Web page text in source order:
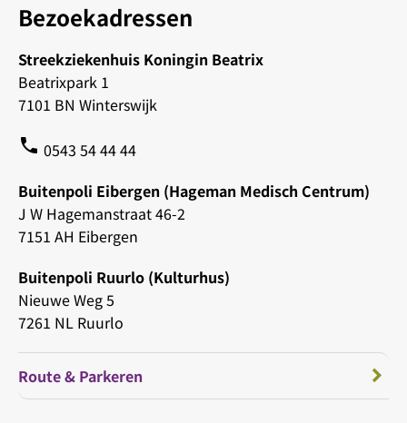
Bezoekadressen
Streekziekenhuis Koningin Beatrix
Beatrixpark 1
7101 BN Winterswijk
phone 0543 54 44 44
Buitenpoli Eibergen (Hageman Medisch Centrum)
J W Hagemanstraat 46-2
7151 AH Eibergen
Buitenpoli Ruurlo (Kulturhus)
Nieuwe Weg 5
7261 NL Ruurlo
Route & Parkeren